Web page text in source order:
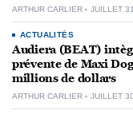
ARTHUR CARLIER JUILLET
ACTUALITÉS
Audiera (BEAT)
prévente de Maxi
millions de dollars
ARTHUR CARLIER JUILLET